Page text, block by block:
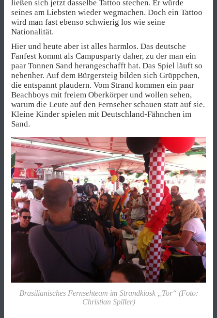
ließen sich jetzt dasselbe Tattoo stechen. Er würde
seines am Liebsten wieder wegmachen. Doch ein Tattoo
wird man fast ebenso schwierig los wie seine
Nationalität.
Hier und heute aber ist alles harmlos. Das deutsche
Fanfest kommt als Campusparty daher, zu der man ein
paar Tonnen Sand herangeschafft hat. Das Spiel läuft so
nebenher. Auf dem Bürgersteig bilden sich Grüppchen,
die entspannt plaudern. Vom Strand kommen ein paar
Beachboys mit freiem Oberkörper und wollen sehen,
warum die Leute auf den Fernseher schauen statt auf sie.
Kleine Kinder spielen mit Deutschland-Fähnchen im
Sand.
Brasilianisches Fernsehteam im Strandkiosk „Tor“ (Foto:
Christian Spiller)